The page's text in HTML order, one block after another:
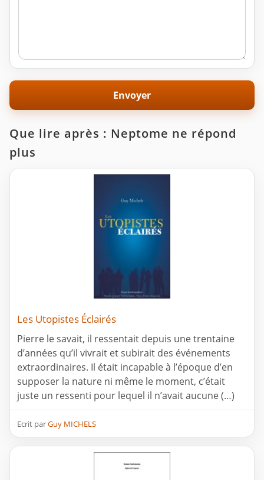
Que lire après : Neptome ne répond
plus
Les Utopistes Éclairés
Pierre le savait, il ressentait depuis une trentaine
d’années qu’il vivrait et subirait des événements
extraordinaires. Il était incapable à l’époque d’en
supposer la nature ni même le moment, c’était
juste un ressenti pour lequel il n’avait aucune (…)
Ecrit parGuy MICHELS